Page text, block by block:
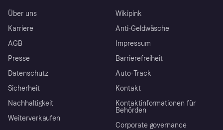
Über uns
Karriere
AGB
Presse
Datenschutz
Sicherheit
Nachhaltigkeit
Weiterverkaufen
Wikipink
Anti-Geldwäsche
Impressum
Barrierefreiheit
Auto-Track
Kontakt
Kontaktinformationen für
Behörden
Corporate governance